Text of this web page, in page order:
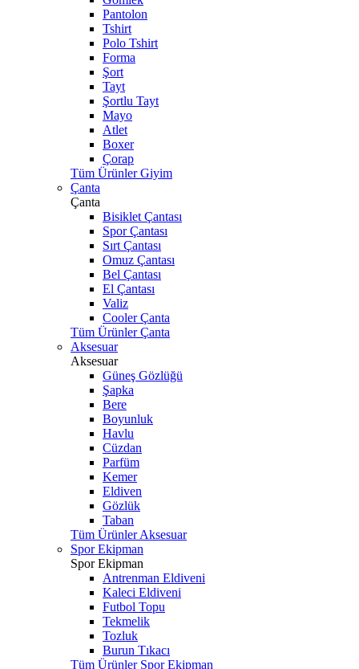
Pantolon
Tshirt
Polo Tshirt
Forma
Şort
Tayt
Şortlu Tayt
Mayo
Atlet
Boxer
Çorap
Tüm Ürünler Giyim
Çanta
Çanta
Bisiklet Çantası
Spor Çantası
Sırt Çantası
Omuz Çantası
Bel Çantası
El Çantası
Valiz
Cooler Çanta
Tüm Ürünler Çanta
Aksesuar
Aksesuar
Güneş Gözlüğü
Şapka
Bere
Boyunluk
Havlu
Cüzdan
Parfüm
Kemer
Eldiven
Gözlük
Taban
Tüm Ürünler Aksesuar
Spor Ekipman
Spor Ekipman
Antrenman Eldiveni
Kaleci Eldiveni
Futbol Topu
Tekmelik
Tozluk
Burun Tıkacı
Tüm Ürünler Spor Ekipman